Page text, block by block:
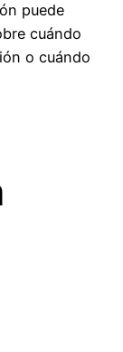
puede
cuándo
o cuándo